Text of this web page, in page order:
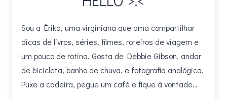
Sou a Érika, uma virginiana que ama compartilhar
dicas de livros, séries, filmes, roteiros de viagem e
um pouco de rotina. Gosta de Debbie Gibson, andar
de bicicleta, banho de chuva, e fotografia analógica.
Puxe a cadeira, pegue um café e fique à vontade…